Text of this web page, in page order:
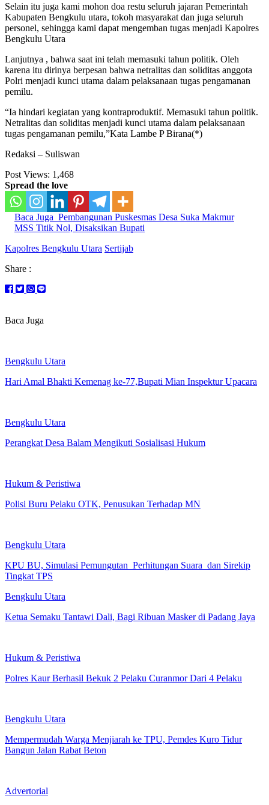
Selain itu juga kami mohon doa restu seluruh jajaran Pemerintah
Kabupaten Bengkulu utara, tokoh masyarakat dan juga seluruh
personel, sehingga kami dapat mengemban tugas menjadi Kapolres
Bengkulu Utara
Lanjutnya , bahwa saat ini telah memasuki tahun politik. Oleh
karena itu dirinya berpesan bahwa netralitas dan soliditas anggota
Polri menjadi kunci utama dalam pelaksanaan tugas pengamanan
pemilu.
“Ia hindari kegiatan yang kontraproduktif. Memasuki tahun politik.
Netralitas dan soliditas menjadi kunci utama dalam pelaksanaan
tugas pengamanan pemilu,”Kata Lambe P Birana(*)
Redaksi – Suliswan
Post Views: 1,468
Spread the love
Baca Juga Pembangunan Puskesmas Desa Suka Makmur
MSS Titik Nol, Disaksikan Bupati
Kapolres Bengkulu Utara Sertijab
Share :
Baca Juga
Bengkulu Utara
Hari Amal Bhakti Kemenag ke-77,Bupati Mian Inspektur Upacara
Bengkulu Utara
Perangkat Desa Balam Mengikuti Sosialisasi Hukum
Hukum & Peristiwa
Polisi Buru Pelaku OTK, Penusukan Terhadap MN
Bengkulu Utara
KPU BU, Simulasi Pemungutan Perhitungan Suara dan Sirekip
Tingkat TPS
Bengkulu Utara
Ketua Semaku Tantawi Dali, Bagi Ribuan Masker di Padang Jaya
Hukum & Peristiwa
Polres Kaur Berhasil Bekuk 2 Pelaku Curanmor Dari 4 Pelaku
Bengkulu Utara
Mempermudah Warga Menjiarah ke TPU, Pemdes Kuro Tidur
Bangun Jalan Rabat Beton
Advertorial